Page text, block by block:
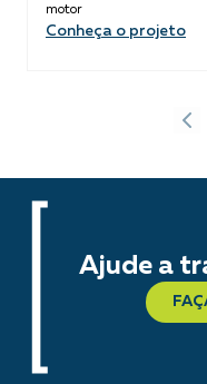
motor
Conheça o projeto
Ajude a